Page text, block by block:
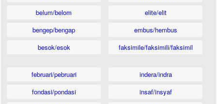
belum/belom
bengep/bengap
besok/esok
elite/elit
embus/hembus
faksimile/faksimili/faksimil
februari/pebruari
fondasi/pondasi
indera/indra
insaf/insyaf